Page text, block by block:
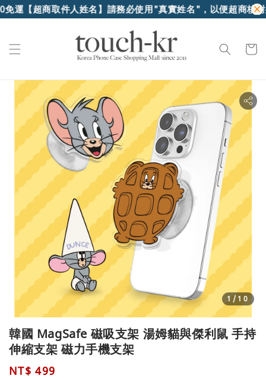
【超商取件人姓名】請務必使用"真實姓名"，以便超商核對身份
1 /10
韓國 MagSafe 磁吸支架 湯姆貓與傑利鼠 手持
伸縮支架 磁力手機支架
Regular
NT$ 499